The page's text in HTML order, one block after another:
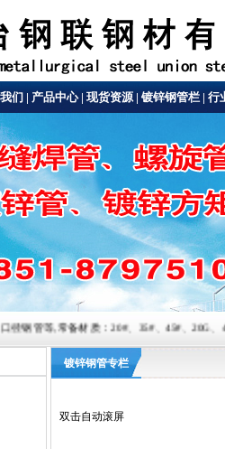
们 | 产品中心| 现货资源| 镀锌钢管栏 | 行
等,常备材质：20#、35#、45#、20G、
镀锌钢管专栏
双击自动滚屏